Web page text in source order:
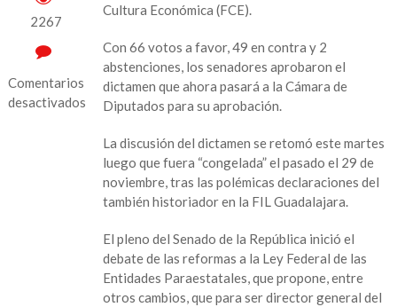
2267
Comentarios
desactivados
Cultura Económica (FCE).
Con 66 votos a favor, 49 en contra y 2
abstenciones, los senadores aprobaron el
dictamen que ahora pasará a la Cámara de
Diputados para su aprobación.
La discusión del dictamen se retomó este martes
luego que fuera “congelada” el pasado el 29 de
noviembre, tras las polémicas declaraciones del
también historiador en la FIL Guadalajara.
El pleno del Senado de la República inició el
debate de las reformas a la Ley Federal de las
Entidades Paraestatales, que propone, entre
otros cambios, que para ser director general del